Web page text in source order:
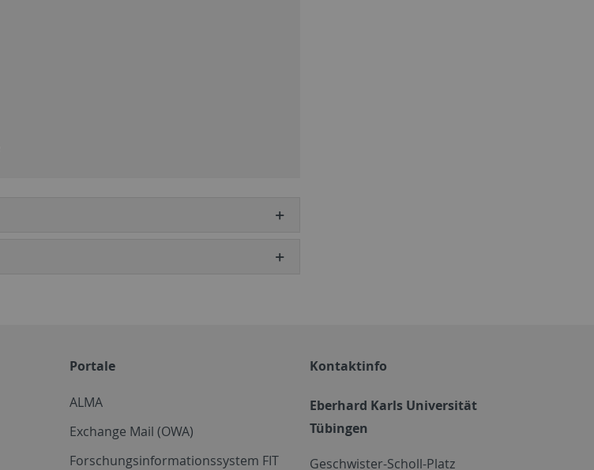
Portale
ALMA
Exchange Mail (OWA)
Forschungsinformationssystem FIT
Kontaktinfo
Eberhard Karls Universität
Tübingen
Geschwister-Scholl-Platz